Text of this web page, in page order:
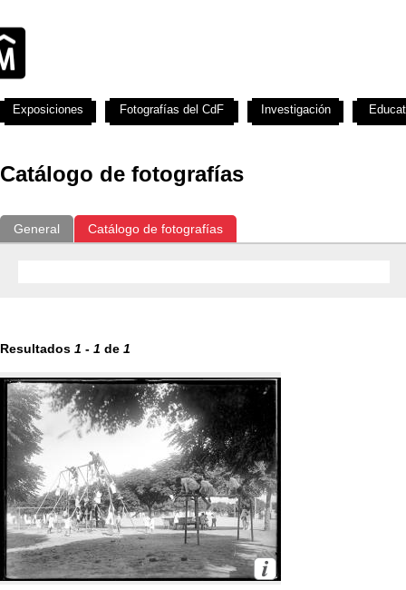
Catálogo de fotografías
General Catálogo de fotografías
Resultados 1 - 1 de 1
Exposiciones Fotografías del CdF Investigación